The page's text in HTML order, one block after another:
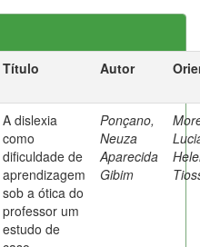
Título Autor
A dislexia
como
dificuldade de
aprendizagem
sob a ótica do
professor um
estudo de
Ponçano,
Neuza
Aparecida
Gibim